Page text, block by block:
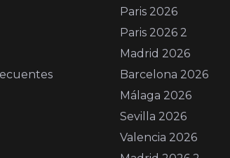
Paris 2026
Paris 2026 2
Madrid 2026
Barcelona 2026
Málaga 2026
Sevilla 2026
Valencia 2026